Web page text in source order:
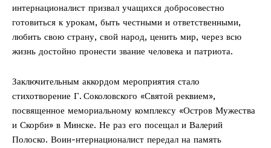
интернационалист призвал учащихся добросовестно
готовиться к урокам, быть честными и ответственными,
любить свою страну, свой народ, ценить мир, через всю
жизнь достойно пронести звание человека и патриота.
Заключительным аккордом мероприятия стало
стихотворение Г. Соколовского «Святой реквием»,
посвященное мемориальному комплексу «Остров Мужества
и Скорби» в Минске. Не раз его посещал и Валерий
Полоско. Воин-нтернационалист передал на память